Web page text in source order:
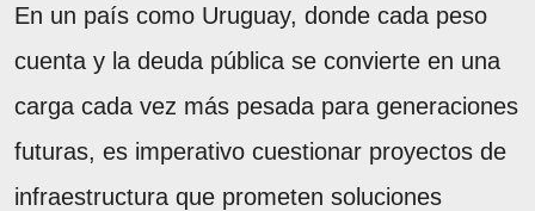
En un país como Uruguay, donde cada peso
cuenta y la deuda pública se convierte en una
carga cada vez más pesada para generaciones
futuras, es imperativo cuestionar proyectos de
infraestructura que prometen soluciones